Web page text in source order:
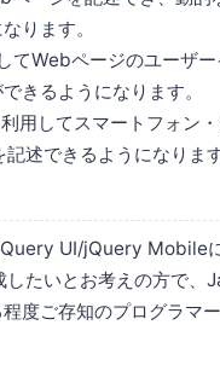
ります。
てWebページのユーザー
きるようになります。
用してスマートフォン
述できるようになります
UI/jQuery Mobileに
したいとお考えの方で、
度ご存知のプログラマ